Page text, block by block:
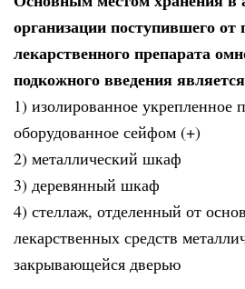
организации поступившего
лекарственного препарата
подкожного введения является
1) изолированное укрепленное
оборудованное сейфом (+)
2) металлический шкаф
3) деревянный шкаф
4) стеллаж, отделенный от
лекарственных средств
закрывающейся дверью